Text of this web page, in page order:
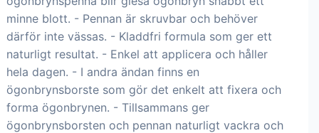
minne blott. - Pennan är skruvbar och behöver
därför inte vässas. - Kladdfri formula som ger ett
naturligt resultat. - Enkel att applicera och håller
hela dagen. - I andra ändan finns en
ögonbrynsborste som gör det enkelt att fixera och
forma ögonbrynen. - Tillsammans ger
ögonbrynsborsten och pennan naturligt vackra och